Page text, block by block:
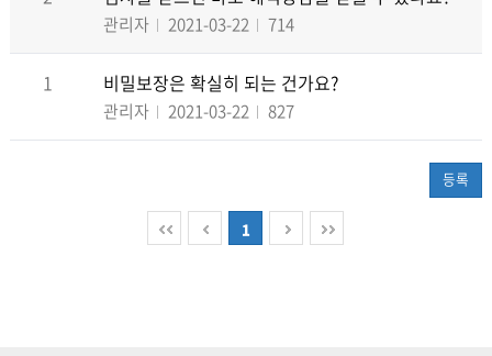
관리자 2021-03-22 714
1 비밀보장은 확실히 되는 건가요?
관리자 2021-03-22 827
등록
1